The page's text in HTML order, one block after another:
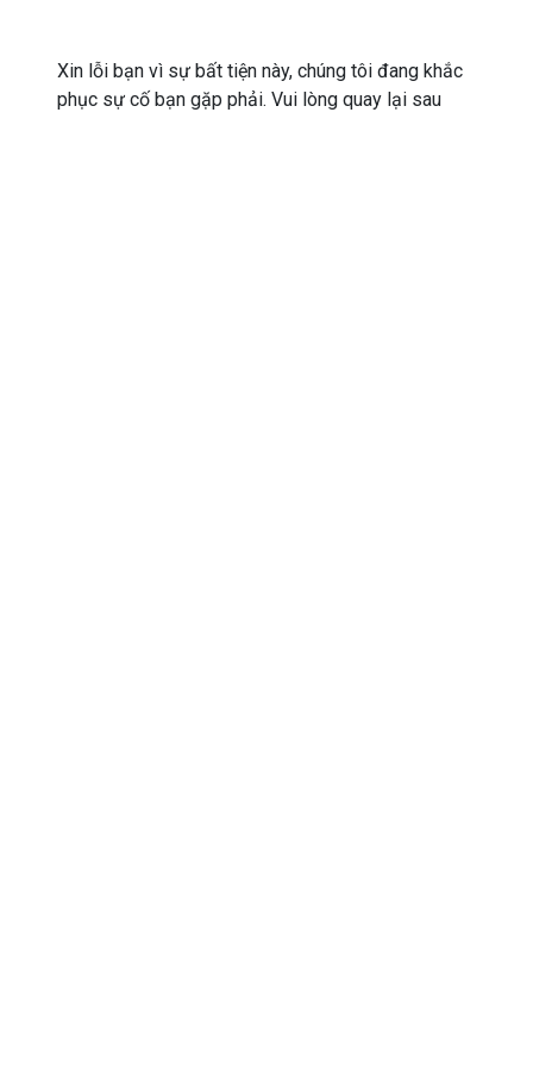
Xin lỗi bạn vì sự bất tiện này, chúng tôi đang khắc
phục sự cố bạn gặp phải. Vui lòng quay lại sau